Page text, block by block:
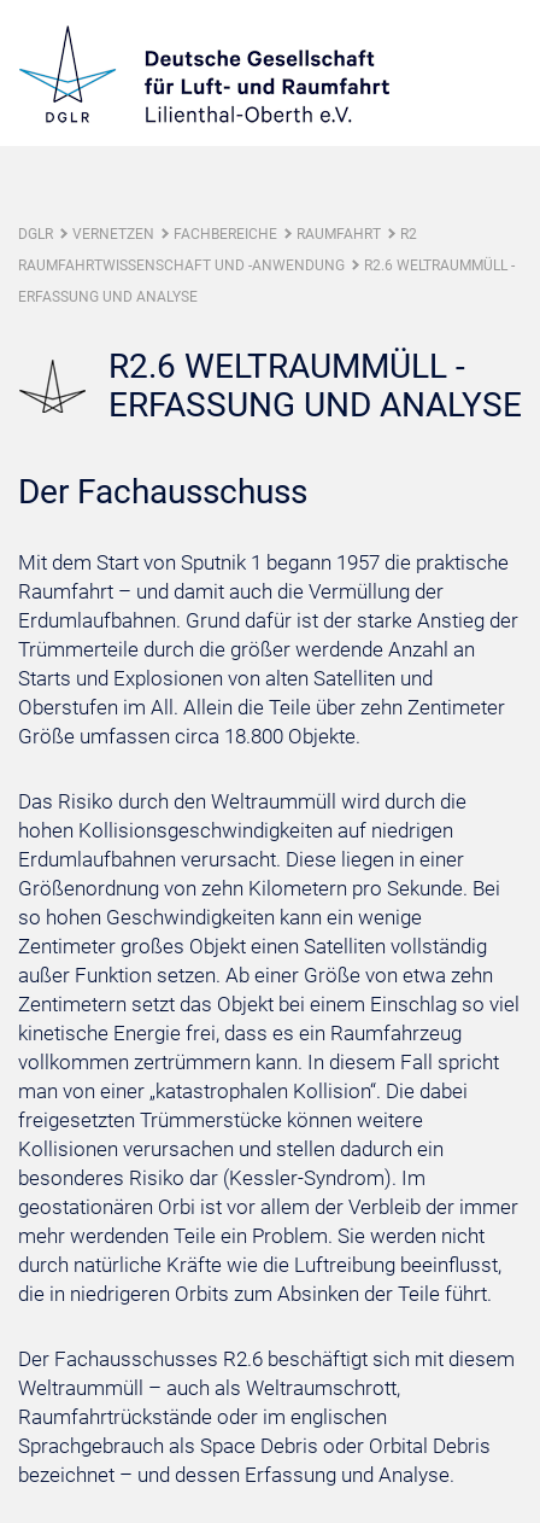
DGLR VERNETZEN FACHBEREICHE RAUMFAHRT
R2
RAUMFAHRTWISSENSCHAFT UND -ANWENDUNG
R2.6 WELTRAUMMÜLL -
ERFASSUNG UND ANALYSE
R2.6 WELTRAUMMÜLL -
ERFASSUNG UND ANALYSE
Der Fachausschuss
Mit dem Start von Sputnik 1 begann 1957 die praktische
Raumfahrt – und damit auch die Vermüllung der
Erdumlaufbahnen. Grund dafür ist der starke Anstieg der
Trümmerteile durch die größer werdende Anzahl an
Starts und Explosionen von alten Satelliten und
Oberstufen im All. Allein die Teile über zehn Zentimeter
Größe umfassen circa 18.800 Objekte.
Das Risiko durch den Weltraummüll wird durch die
hohen Kollisionsgeschwindigkeiten auf niedrigen
Erdumlaufbahnen verursacht. Diese liegen in einer
Größenordnung von zehn Kilometern pro Sekunde. Bei
so hohen Geschwindigkeiten kann ein wenige
Zentimeter großes Objekt einen Satelliten vollständig
außer Funktion setzen. Ab einer Größe von etwa zehn
Zentimetern setzt das Objekt bei einem Einschlag so viel
kinetische Energie frei, dass es ein Raumfahrzeug
vollkommen zertrümmern kann. In diesem Fall spricht
man von einer „katastrophalen Kollision“. Die dabei
freigesetzten Trümmerstücke können weitere
Kollisionen verursachen und stellen dadurch ein
besonderes Risiko dar (Kessler-Syndrom). Im
geostationären Orbi ist vor allem der Verbleib der immer
mehr werdenden Teile ein Problem. Sie werden nicht
durch natürliche Kräfte wie die Luftreibung beeinflusst,
die in niedrigeren Orbits zum Absinken der Teile führt.
Der Fachausschusses R2.6 beschäftigt sich mit diesem
Weltraummüll – auch als Weltraumschrott,
Raumfahrtrückstände oder im englischen
Sprachgebrauch als Space Debris oder Orbital Debris
bezeichnet – und dessen Erfassung und Analyse.